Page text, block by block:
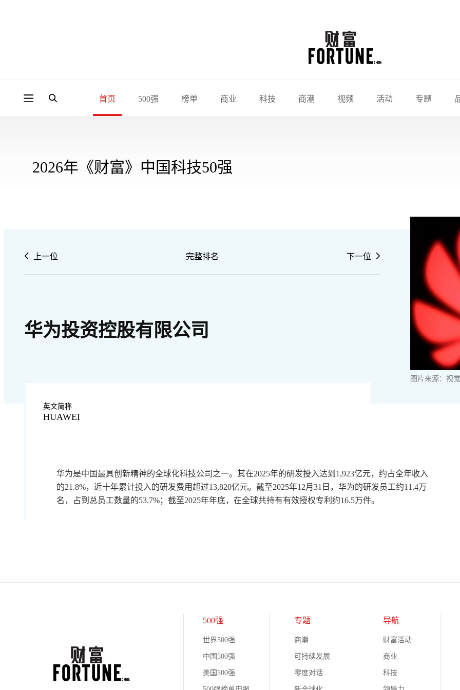
首页 500强 榜单 商业 科技 商潮 视频 活动 专题
2026年《财富》中国科技50强
上一位 完整排名 下一位
华为投资控股有限公司
图片来源：视
英文简称
HUAWEI
华为是中国最具创新精神的全球化科技公司之一。其在2025年的研发投入达到1,923亿元，约占全年收入
的21.8%，近十年累计投入的研发费用超过13,820亿元。截至2025年12月31日，华为的研发员工约11.4万
名，占到总员工数量的53.7%；截至2025年年底，在全球共持有有效授权专利约16.5万件。
500强
世界500强
中国500强
美国500强
专题
商潮
可持续发展
零度对话
导航
财富活动
商业
科技